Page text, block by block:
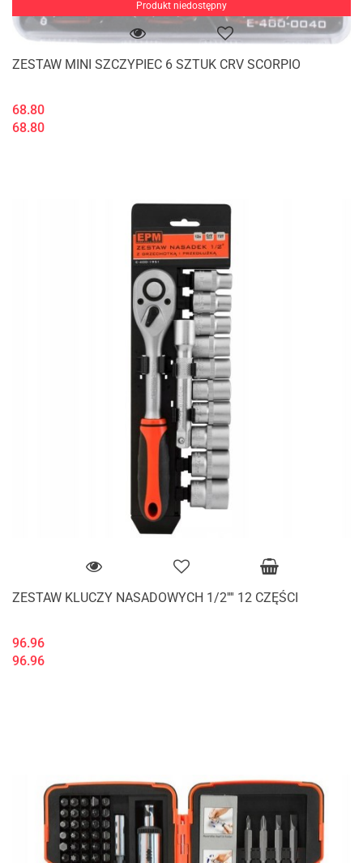
Produkt niedostępny
ZESTAW MINI SZCZYPIEC 6 SZTUK CRV SCORPIO
68.80
68.80
ZESTAW KLUCZY NASADOWYCH 1/2'''' 12 CZĘŚCI
96.96
96.96